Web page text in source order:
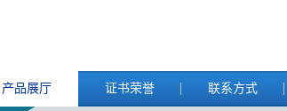
产品展厅 证书荣誉 联系方式